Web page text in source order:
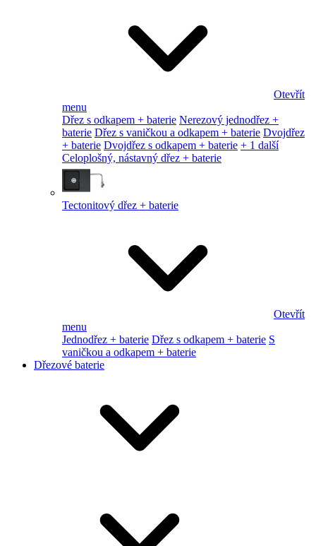
Otevřít
menu
Dřez s odkapem + baterie Nerezový jednodřez +
baterie Dřez s vaničkou a odkapem + baterie Dvojdřez
+ baterie Dvojdřez s odkapem + baterie + 1 další
Celoplošný, nástavný dřez + baterie
Tectonitový dřez + baterie
Otevřít
menu
Jednodřez + baterie Dřez s odkapem + baterie S
vaničkou a odkapem + baterie
Dřezové baterie